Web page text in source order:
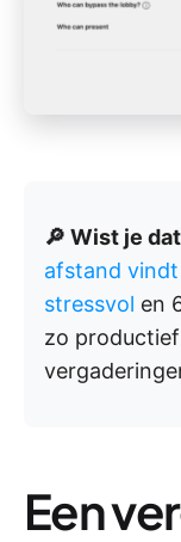
🔎 Wist je
afstand
stressvol en
zo
Een